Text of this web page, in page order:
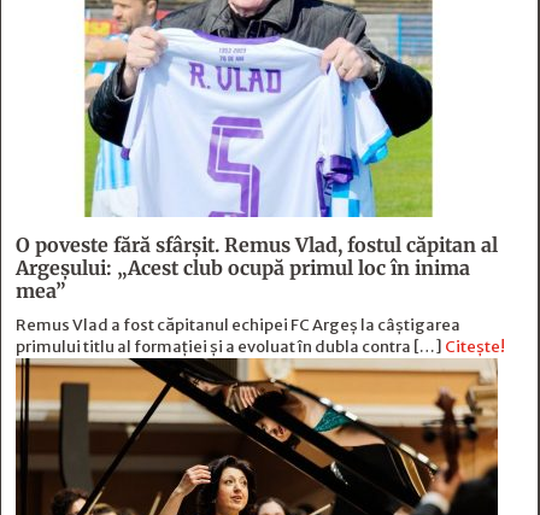
O poveste fără sfârşit. Remus Vlad, fostul căpitan al
Argeşului: „Acest club ocupă primul loc în inima
mea”
Remus Vlad a fost căpitanul echipei FC Argeș la câștigarea
primului titlu al formației și a evoluat în dubla contra […] Citește!